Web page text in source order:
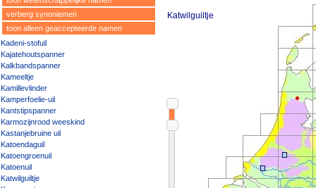
verberg synoniemen
toon alleen geaccepteerde namen
Kadeni-stofuil
Kajatehoutspanner
Kalkbandspanner
Kameeltje
Kamillevlinder
Kamperfoelie-uil
Kantstipspanner
Karmozijnrood weeskind
Kastanjebruine uil
Katoendaguil
Katoengroenuil
Katoenuil
Katwilguiltje
Katwilguiltje